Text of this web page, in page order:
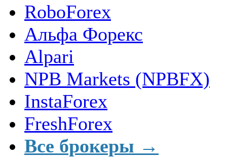
RoboForex
Альфа Форекс
Alpari
NPB Markets (NPBFX)
InstaForex
FreshForex
Все брокеры →